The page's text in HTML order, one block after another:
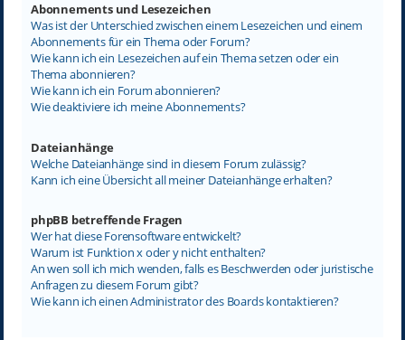
Abonnements und Lesezeichen
Was ist der Unterschied zwischen einem Lesezeichen und einem
Abonnements für ein Thema oder Forum?
Wie kann ich ein Lesezeichen auf ein Thema setzen oder ein
Thema abonnieren?
Wie kann ich ein Forum abonnieren?
Wie deaktiviere ich meine Abonnements?
Dateianhänge
Welche Dateianhänge sind in diesem Forum zulässig?
Kann ich eine Übersicht all meiner Dateianhänge erhalten?
phpBB betreffende Fragen
Wer hat diese Forensoftware entwickelt?
Warum ist Funktion x oder y nicht enthalten?
An wen soll ich mich wenden, falls es Beschwerden oder juristische
Anfragen zu diesem Forum gibt?
Wie kann ich einen Administrator des Boards kontaktieren?